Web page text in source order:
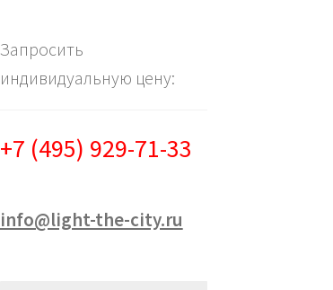
Запросить
индивидуальную цену:
+7 (495) 929-71-33
info@light-the-city.ru